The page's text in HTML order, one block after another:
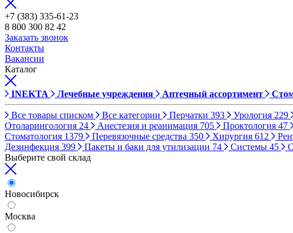
+7 (383) 335-61-23
8 800 300 82 42
Заказать звонок
Контакты
Вакансии
Каталог
INEKTA Лечебные учреждения Аптечный ассортимент
Все товары списком Все категории Перчатки 393 Урология 229
Отоларингология 24 Анестезия и реанимация 705 Проктология 47
Стоматология 1379 Перевязочные средства 350 Хирургия 612
Дезинфекция 399 Пакеты и баки для утилизации 74 Системы 45
Выберите свой склад
Новосибирск
Москва